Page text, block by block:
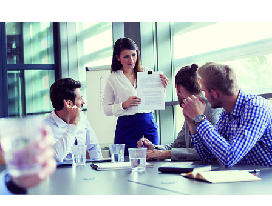
sensibles. Découvrez comment gérer efficacement les
ragots grâce à ces conseils, afin de communiquer
toute mauvaise nouvelle de manière professionnelle
et assurée.